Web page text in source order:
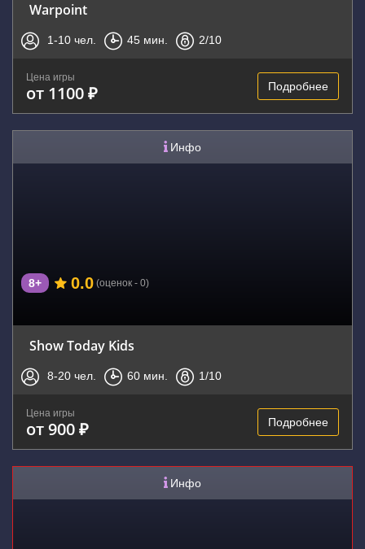
Warpoint
1-10 чел. 45 мин. 2/10
Цена игры
от 1100 ₽ Подробнее
Инфо
8+ 0.0 (оценок - 0)
Show Today Kids
8-20 чел. 60 мин. 1/10
Цена игры
от 900 ₽ Подробнее
Инфо